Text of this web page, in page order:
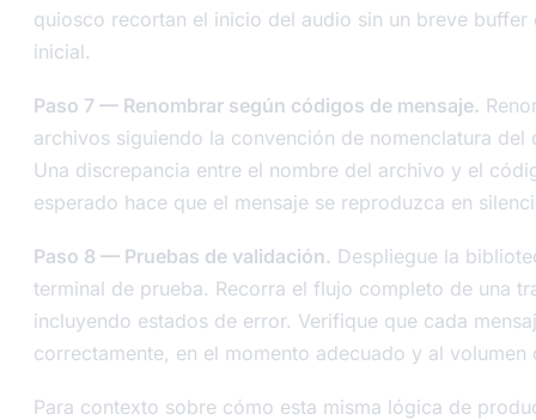
quiosco recortan el inicio del audio sin un breve buffer
inicial.
Paso 7 — Renombrar según códigos de mensaje.
archivos siguiendo la convención de nomenclatura del
Una discrepancia entre el nombre del archivo y el
esperado hace que el mensaje se reproduzca en
Paso 8 — Pruebas de validación. Despliegue la
terminal de prueba. Recorra el flujo completo de una
incluyendo estados de error. Verifique que cada
correctamente, en el momento adecuado y al volumen
Para contexto sobre cómo esta misma lógica de